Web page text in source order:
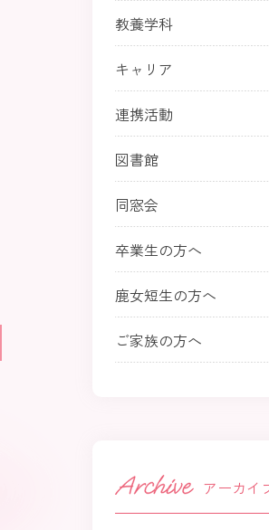
教養学科
キャリア
連携活動
図書館
同窓会
卒業生の方へ
鹿女短生の方へ
ご家族の方へ
アーカイ